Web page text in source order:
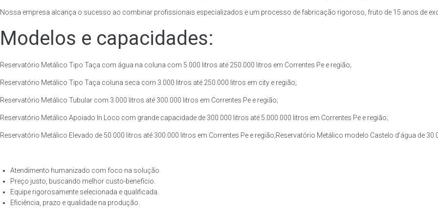
Nossa empresa alcança o sucesso ao combinar profissionais especializados e um processo de fabricação rigoroso, fruto de 15 anos de
Modelos e capacidades:
Reservatório Metálico Tipo Taça com água na coluna com 5.000 litros até 250.000 litros em Correntes Pe e região;
Reservatório Metálico Tipo Taça coluna seca com 3.000 litros até 250.000 litros em city e região;
Reservatório Metálico Tubular com 3.000 litros até 300.000 litros em Correntes Pe e região;
Reservatório Metálico Apoiado In Loco com grande capacidade de 300.000 litros até 5.000.000 litros em Correntes Pe e região;
Reservatório Metálico Elevado de 50.000 litros até 300.000 litros em Correntes Pe e região;Reservatório Metálico modelo Castelo d’água de
Atendimento humanizado com foco na solução.
Preço justo, buscando melhor custo-benefício.
Equipe rigorosamente selecionada e qualificada.
Eficiência, prazo e qualidade na produção.